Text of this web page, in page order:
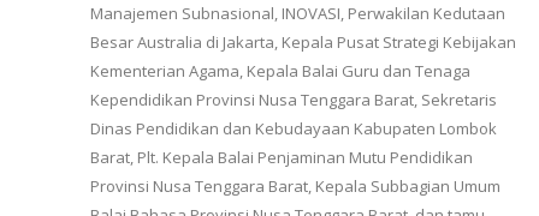
Manajemen Subnasional, INOVASI, Perwakilan Kedutaan
Besar Australia di Jakarta, Kepala Pusat Strategi Kebijakan
Kementerian Agama, Kepala Balai Guru dan Tenaga
Kependidikan Provinsi Nusa Tenggara Barat, Sekretaris
Dinas Pendidikan dan Kebudayaan Kabupaten Lombok
Barat, Plt. Kepala Balai Penjaminan Mutu Pendidikan
Provinsi Nusa Tenggara Barat, Kepala Subbagian Umum